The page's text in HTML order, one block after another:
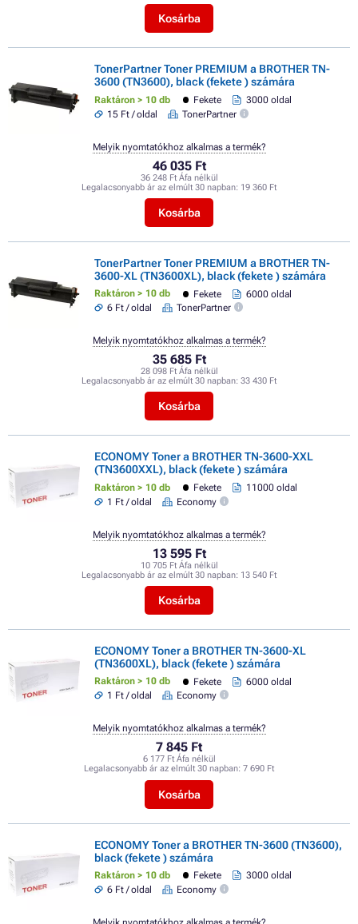
Kosárba
TonerPartner Toner PREMIUM a BROTHER TN-
3600 (TN3600), black (fekete ) számára
Raktáron > 10 db Fekete
3000 oldal
15 Ft / oldal
TonerPartner
46 035 Ft
36 248 Ft Áfa nélkül
Legalacsonyabb ár az elmúlt 30 napban: 19 360 Ft
Kosárba
Melyik nyomtatókhoz alkalmas a termék?
TonerPartner Toner PREMIUM a BROTHER TN-
3600-XL (TN3600XL), black (fekete ) számára
Raktáron > 10 db Fekete
6000 oldal
6 Ft / oldal
TonerPartner
35 685 Ft
28 098 Ft Áfa nélkül
Legalacsonyabb ár az elmúlt 30 napban: 33 430 Ft
Kosárba
Melyik nyomtatókhoz alkalmas a termék?
ECONOMY Toner a BROTHER TN-3600-XXL
(TN3600XXL), black (fekete ) számára
Raktáron > 10 db Fekete
11000 oldal
1 Ft / oldal
Economy
13 595 Ft
10 705 Ft Áfa nélkül
Legalacsonyabb ár az elmúlt 30 napban: 13 540 Ft
Kosárba
Melyik nyomtatókhoz alkalmas a termék?
ECONOMY Toner a BROTHER TN-3600-XL
(TN3600XL), black (fekete ) számára
Raktáron > 10 db Fekete
6000 oldal
1 Ft / oldal
Economy
7 845 Ft
6 177 Ft Áfa nélkül
Legalacsonyabb ár az elmúlt 30 napban: 7 690 Ft
Kosárba
Melyik nyomtatókhoz alkalmas a termék?
ECONOMY Toner a BROTHER TN-3600 (TN3600),
black (fekete ) számára
Raktáron > 10 db Fekete
3000 oldal
6 Ft / oldal
Economy